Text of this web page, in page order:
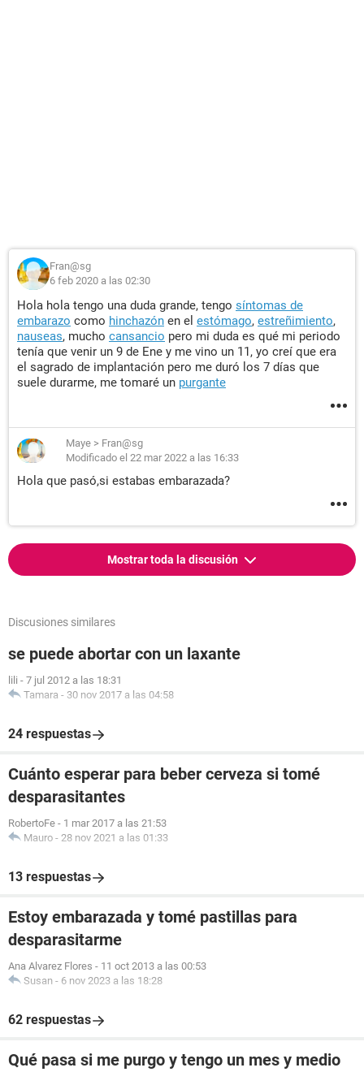
Fran@sg
6 feb 2020 a las 02:30
Hola hola tengo una duda grande, tengo síntomas de
embarazo como hinchazón en el estómago, estreñimiento,
nauseas, mucho cansancio pero mi duda es qué mi periodo
tenía que venir un 9 de Ene y me vino un 11, yo creí que era
el sagrado de implantación pero me duró los 7 días que
suele durarme, me tomaré un purgante
Maye > Fran@sg
Modificado el 22 mar 2022 a las 16:33
Hola que pasó,si estabas embarazada?
Mostrar toda la discusión
Discusiones similares
se puede abortar con un laxante
lili - 7 jul 2012 a las 18:31
Tamara - 30 nov 2017 a las 04:58
24 respuestas
Cuánto esperar para beber cerveza si tomé
desparasitantes
RobertoFe - 1 mar 2017 a las 21:53
Mauro - 28 nov 2021 a las 01:33
13 respuestas
Estoy embarazada y tomé pastillas para
desparasitarme
Ana Alvarez Flores - 11 oct 2013 a las 00:53
Susan - 6 nov 2023 a las 18:28
62 respuestas
Qué pasa si me purgo y tengo un mes y medio